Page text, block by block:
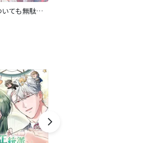
しがみついても無駄です【タテヨミ】